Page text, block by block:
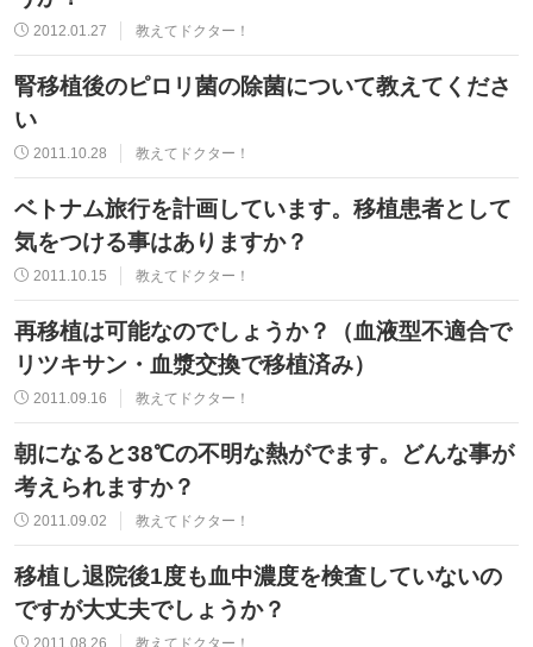
2012.01.27 教えてドクター！
腎移植後のピロリ菌の除菌について教えてくださ
い
2011.10.28 教えてドクター！
ベトナム旅行を計画しています。移植患者として
気をつける事はありますか？
2011.10.15 教えてドクター！
再移植は可能なのでしょうか？（血液型不適合で
リツキサン・血漿交換で移植済み）
2011.09.16 教えてドクター！
朝になると38℃の不明な熱がでます。どんな事が
考えられますか？
2011.09.02 教えてドクター！
移植し退院後1度も血中濃度を検査していないの
ですが大丈夫でしょうか？
2011.08.26 教えてドクター！